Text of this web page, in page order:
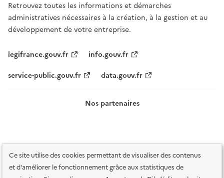
Ce site utilise des cookies permettant de visualiser des contenus
et d'améliorer le fonctionnement grâce aux statistiques de
Retrouvez toutes les informations et démarches
administratives nécessaires à la création, à la gestion et au
développement de votre entreprise.
legifrance.gouv.fr
info.gouv.fr
service-public.gouv.fr
data.gouv.fr
Nos partenaires